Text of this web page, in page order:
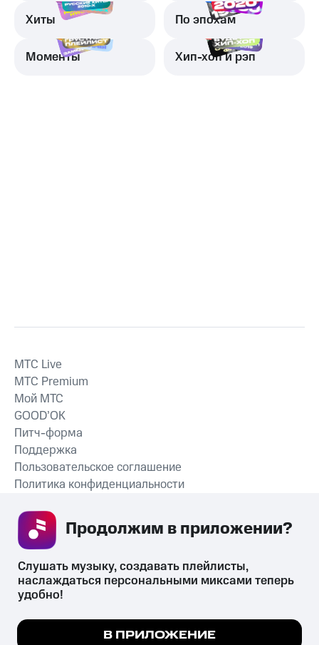
Хиты По эпохам
Моменты Хип-хоп и рэп
СКАЧАТЬ ПРИЛОЖЕНИЕ
MTС Live
MTС Premium
Мой МТС
GOOD’OK
Питч-форма
Поддержка
Пользовательское соглашение
Политика конфиденциальности
психотропных веществ, их аналогов причиняет вред здоровью,
их незаконный оборот запрещён и влечёт установленную
Мы используем куки, чтобы на сайте все
Слушать музыку, создавать плейлисты,
наслаждаться персональными миксами теперь
удобно!
В ПРИЛОЖЕНИЕ